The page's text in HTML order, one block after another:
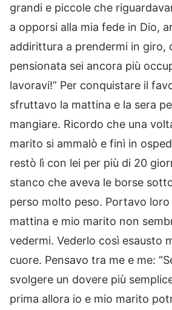
grandi e piccole che
a opporsi alla mia fede in Dio,
addirittura a prendermi in giro,
pensionata sei ancora più
lavoravi!” Per conquistare il
sfruttavo la mattina e la sera
mangiare. Ricordo che una
marito si ammalò e finì in
restò lì con lei per più di 20
stanco che aveva le borse
perso molto peso. Portavo
mattina e mio marito non
vedermi. Vederlo così esausto
cuore. Pensavo tra me e me:
svolgere un dovere più
prima allora io e mio marito